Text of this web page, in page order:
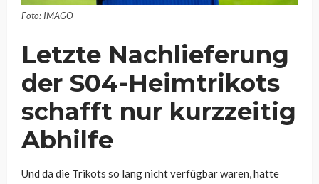
Foto: IMAGO
Letzte Nachlieferung
der S04-Heimtrikots
schafft nur kurzzeitig
Abhilfe
Und da die Trikots so lang nicht verfügbar waren, hatte